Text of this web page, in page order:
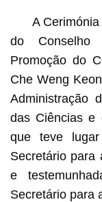
A
do Conselho
Promoção do
Che Weng
Administração
das Ciências e
que teve
Secretário para
e
Secretário para